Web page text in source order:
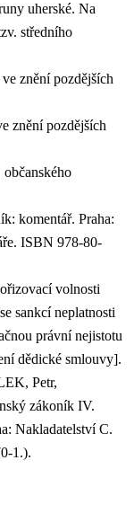
uherské. Na
středního
znění pozdějších
znění pozdějších
komentář. Praha:
ISBN 978-80-
volnosti
sankcí neplatnosti
právní nejistotu
dědické smlouvy].
Petr,
zákoník IV.
Nakladatelství C.
1.).